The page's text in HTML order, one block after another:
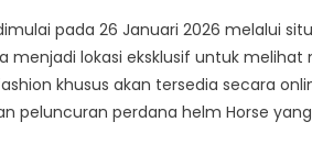
pada 26 Januari 2026 melalui
menjadi lokasi eksklusif untuk
khusus akan tersedia secara online
peluncuran perdana helm Horse